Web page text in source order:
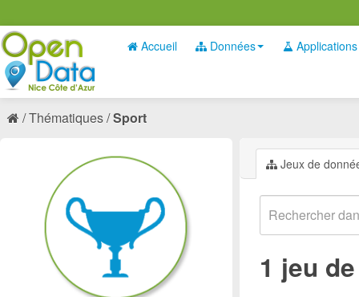
Accueil Données Applications
Thématiques Sport
Jeux de
1 jeu